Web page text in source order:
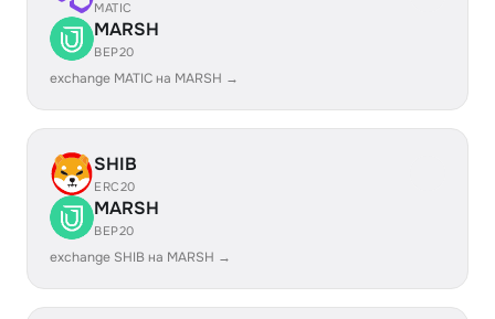
MATIC
MARSH
BEP20
exchange MATIC на MARSH →
SHIB
ERC20
MARSH
BEP20
exchange SHIB на MARSH →